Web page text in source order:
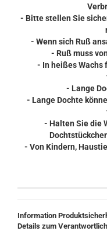
- Bitte stellen Sie
- Wenn sich Ruß
- Ruß muss
- In heißes Wachs
- Lange
- Lange Dochte
- Halten Sie die
- Von Kindern,
Information
Details zum